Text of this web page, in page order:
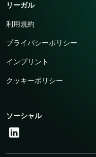
リーガル
利用規約
プライバシーポリシー
インプリント
クッキーポリシー
ソーシャル